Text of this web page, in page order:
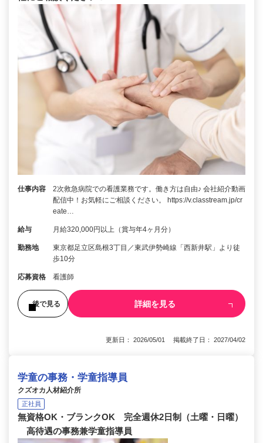
仕事内容
2次救急病院での看護業務です。働き方は自由♪ 会社紹介動画
配信中！お気軽にご相談ください。 https://v.classtream.jp/cr
eate…
給与 月給320,000円以上（賞与年4ヶ月分）
勤務地
東京都足立区島根3丁目／東武伊勢崎線「西新井駅」より徒
歩10分
応募資格 看護師
後で見る 詳細を見る
更新日： 2026/05/01 掲載終了日： 2027/04/02
学童の事務・学童指導員
クズオカ人材紹介所
正社員
無資格OK・ブランクOK 完全週休2日制（土曜・日曜）
高待遇の事務兼学童指導員